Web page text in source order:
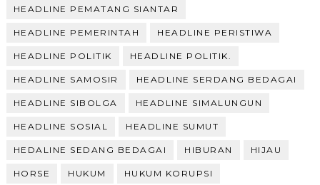
HEADLINE PEMATANG SIANTAR
HEADLINE PEMERINTAH HEADLINE PERISTIWA
HEADLINE POLITIK HEADLINE POLITIK.
HEADLINE SAMOSIR HEADLINE SERDANG BEDAGAI
HEADLINE SIBOLGA HEADLINE SIMALUNGUN
HEADLINE SOSIAL HEADLINE SUMUT
HEDALINE SEDANG BEDAGAI HIBURAN HIJAU
HORSE HUKUM HUKUM KORUPSI